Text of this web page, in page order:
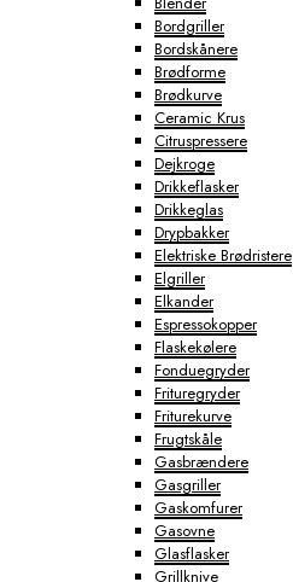
Bordgriller
Bordskånere
Brødforme
Brødkurve
Ceramic Krus
Citruspressere
Dejkroge
Drikkeflasker
Drikkeglas
Drypbakker
Elektriske Brødristere
Elgriller
Elkander
Espressokopper
Flaskekølere
Fonduegryder
Frituregryder
Friturekurve
Frugtskåle
Gasbrændere
Gasgriller
Gaskomfurer
Gasovne
Glasflasker
Grillknive